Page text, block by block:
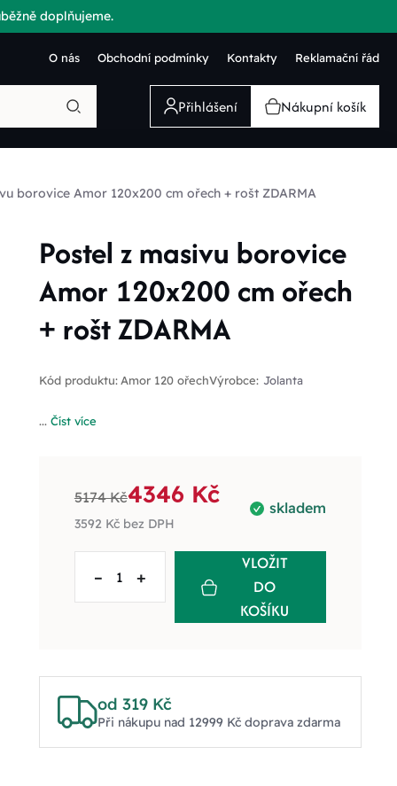
doplňujeme.
O nás Obchodní podmínky Kontakty Reklamační řád
Přihlášení Nákupní košík
borovice Amor 120x200 cm ořech + rošt ZDARMA
Postel z masivu borovice
Amor 120x200 cm ořech
+ rošt ZDARMA
Kód produktu: Amor 120 ořechVýrobce: Jolanta
... Číst více
skladem
5174 Kč4346 Kč
3592 Kčbez DPH
– +
VLOŽIT
DO
KOŠÍKU
od 319 Kč
Při nákupu nad 12999 Kč doprava zdarma